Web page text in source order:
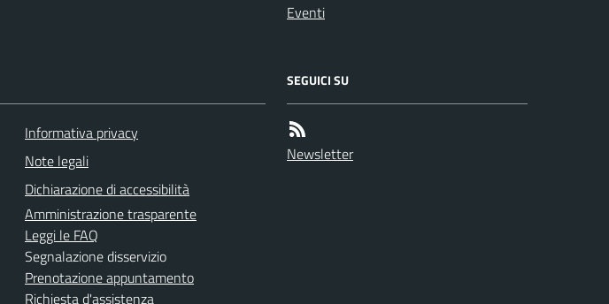
Eventi
Informativa privacy
Note legali
Dichiarazione di accessibilità
Amministrazione trasparente
Leggi le FAQ
Segnalazione disservizio
Prenotazione appuntamento
Richiesta d'assistenza
SEGUICI SU
Newsletter